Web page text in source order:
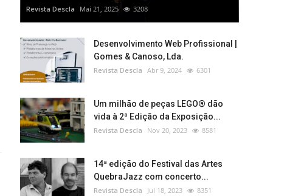
Revista Descla Mai 21, 2025 3208
Desenvolvimento Web Profissional |
Gomes & Canoso, Lda.
Revista Descla Abr 9, 2024 6301
Um milhão de peças LEGO® dão
vida à 2ª Edição da Exposição...
Revista Descla Nov 20, 2023 8581
14ª edição do Festival das Artes
QuebraJazz com concerto...
Revista Descla Jul 18, 2023 8351